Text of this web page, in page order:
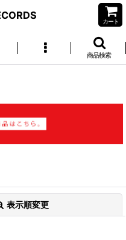
カート
商品検索
表示順変更